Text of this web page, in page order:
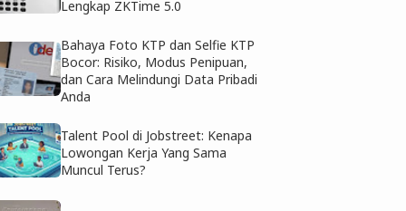
Lengkap ZKTime 5.0
Bahaya Foto KTP dan Selfie KTP
Bocor: Risiko, Modus Penipuan,
dan Cara Melindungi Data Pribadi
Anda
Talent Pool di Jobstreet: Kenapa
Lowongan Kerja Yang Sama
Muncul Terus?